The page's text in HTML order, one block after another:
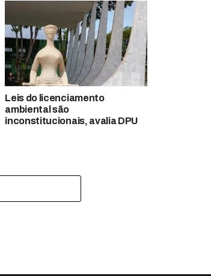
Leis do licenciamento
ambiental são
inconstitucionais, avalia DPU